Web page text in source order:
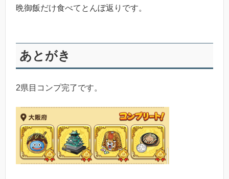
晩御飯だけ食べてとんぼ返りです。
あとがき
2県目コンプ完了です。